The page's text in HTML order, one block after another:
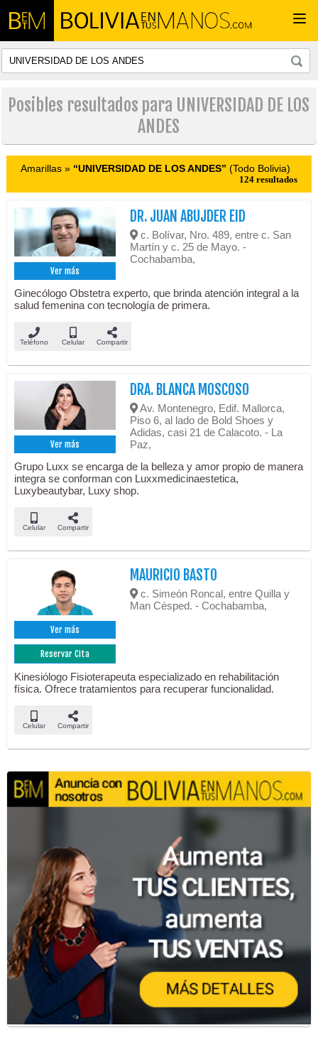
Posibles resultados para UNIVERSIDAD DE LOS
ANDES
Amarillas » “UNIVERSIDAD DE LOS ANDES” (Todo Bolivia)
124 resultados
Ver más
DR. JUAN ABUJDER EID
c. Bolívar, Nro. 489, entre c. San
Martín y c. 25 de Mayo. -
Cochabamba,
Ginecólogo Obstetra experto, que brinda atención integral a la
salud femenina con tecnología de primera.
Teléfono Celular Compartir
Ver más
DRA. BLANCA MOSCOSO
Av. Montenegro, Edif. Mallorca,
Piso 6, al lado de Bold Shoes y
Adidas, casi 21 de Calacoto. - La
Paz,
Grupo Luxx se encarga de la belleza y amor propio de manera
integra se conforman con Luxxmedicinaestetica,
Luxybeautybar, Luxy shop.
Celular Compartir
Ver más
Reservar Cita
MAURICIO BASTO
c. Simeón Roncal, entre Quilla y
Man Césped. - Cochabamba,
Kinesiólogo Fisioterapeuta especializado en rehabilitación
física. Ofrece tratamientos para recuperar funcionalidad.
Celular Compartir